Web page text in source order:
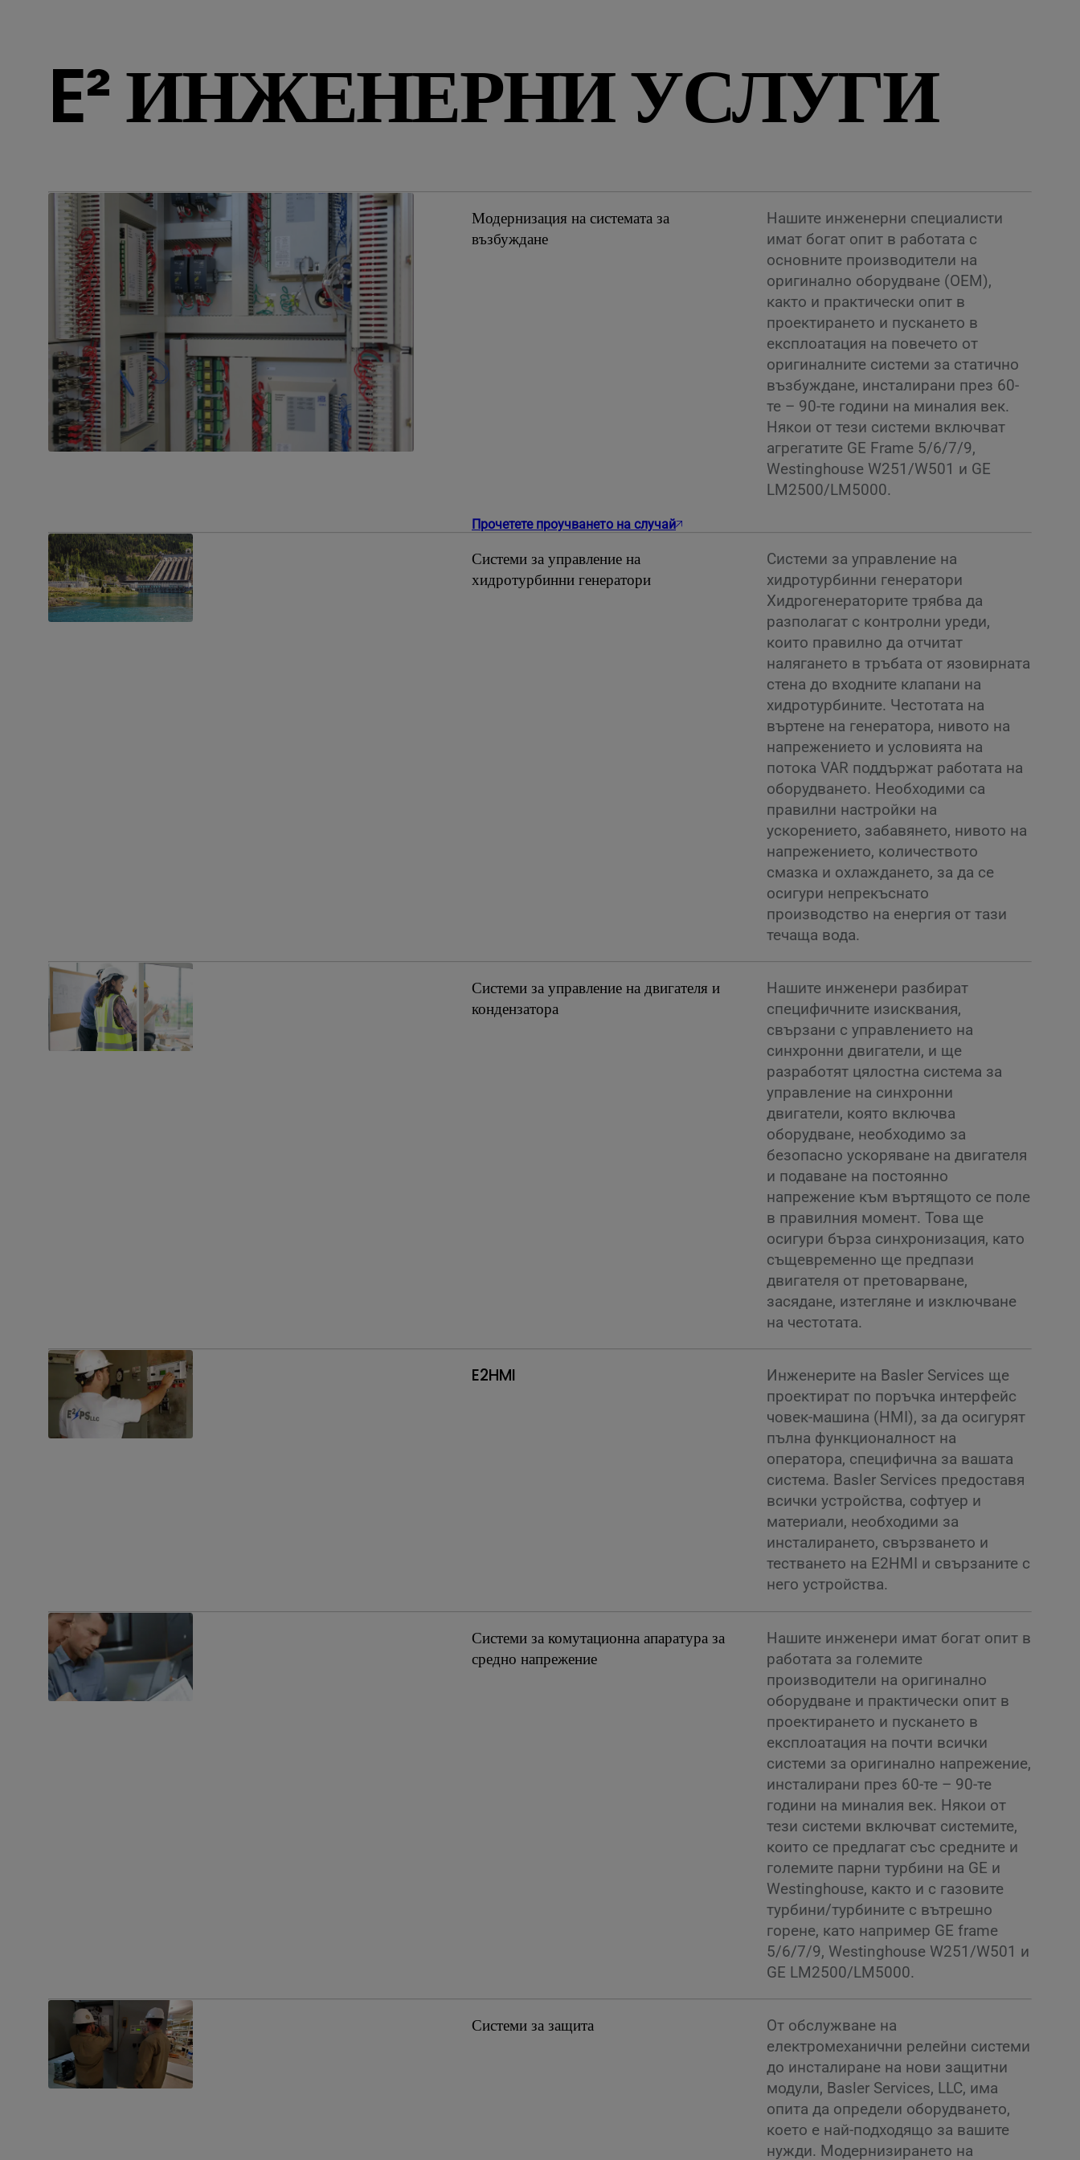
E² ИНЖЕНЕРНИ УСЛУГИ
Модернизация на системата за
възбуждане
Нашите инженерни специалисти
имат богат опит в работата с
основните производители на
оригинално оборудване (OEM),
както и практически опит в
проектирането и пускането в
експлоатация на повечето от
оригиналните системи за статично
възбуждане, инсталирани през 60-
те – 90-те години на миналия век.
Някои от тези системи включват
агрегатите GE Frame 5/6/7/9,
Westinghouse W251/W501 и GE
LM2500/LM5000.
Прочетете проучването на случай
Системи за управление на
хидротурбинни генератори
Системи за управление на
хидротурбинни генератори
Хидрогенераторите трябва да
разполагат с контролни уреди,
които правилно да отчитат
налягането в тръбата от язовирната
стена до входните клапани на
хидротурбините. Честотата на
въртене на генератора, нивото на
напрежението и условията на
потока VAR поддържат работата на
оборудването. Необходими са
правилни настройки на
ускорението, забавянето, нивото на
напрежението, количеството
смазка и охлаждането, за да се
осигури непрекъснато
производство на енергия от тази
течаща вода.
Системи за управление на двигателя и
кондензатора
Нашите инженери разбират
специфичните изисквания,
свързани с управлението на
синхронни двигатели, и ще
разработят цялостна система за
управление на синхронни
двигатели, която включва
оборудване, необходимо за
безопасно ускоряване на двигателя
и подаване на постоянно
напрежение към въртящото се поле
в правилния момент. Това ще
осигури бърза синхронизация, като
същевременно ще предпази
двигателя от претоварване,
засядане, изтегляне и изключване
на честотата.
E2HMI
Инженерите на Basler Services ще
проектират по поръчка интерфейс
човек-машина (HMI), за да осигурят
пълна функционалност на
оператора, специфична за вашата
система. Basler Services предоставя
всички устройства, софтуер и
материали, необходими за
инсталирането, свързването и
тестването на E2HMI и свързаните с
него устройства.
Системи за комутационна апаратура за
средно напрежение
Нашите инженери имат богат опит в
работата за големите
производители на оригинално
оборудване и практически опит в
проектирането и пускането в
експлоатация на почти всички
системи за оригинално напрежение,
инсталирани през 60-те – 90-те
години на миналия век. Някои от
тези системи включват системите,
които се предлагат със средните и
големите парни турбини на GE и
Westinghouse, както и с газовите
турбини/турбините с вътрешно
горене, като например GE frame
5/6/7/9, Westinghouse W251/W501 и
GE LM2500/LM5000.
Системи за защита
От обслужване на
електромеханични релейни системи
до инсталиране на нови защитни
модули, Basler Services, LLC, има
опита да определи оборудването,
което е най-подходящо за вашите
нужди. Модернизирането на